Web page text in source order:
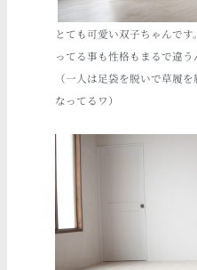
とても可愛い双子ちゃんで
ってる事も性格もまるで違う
（一人は足袋を脱いで草履
なってるワ）